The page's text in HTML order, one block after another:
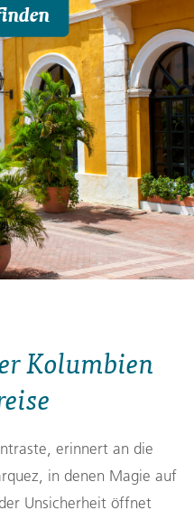
Kolumbien
erinnert an die
in denen Magie auf
Unsicherheit öffnet